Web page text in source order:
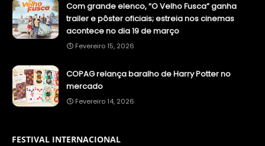
Com grande elenco, “O Velho Fusca” ganha
trailer e pôster oficiais; estreia nos cinemas
acontece no dia 19 de março
Fevereiro 15, 2026
COPAG relança baralho de Harry Potter no
mercado
Fevereiro 14, 2026
FESTIVAL INTERNACIONAL